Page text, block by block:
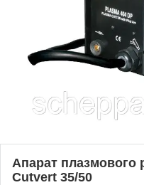
Апарат плазмового
Cutvert 35/50